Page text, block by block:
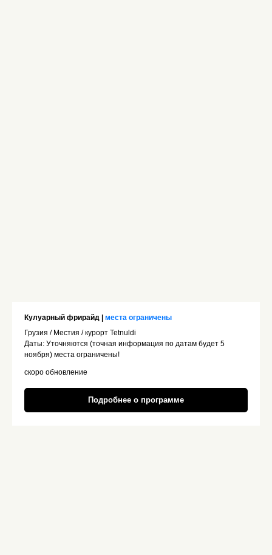
Кулуарный фрирайд | места ограничены
Грузия / Местия / курорт Tetnuldi
Даты: Уточняются (точная информация по датам будет 5
ноября) места ограничены!
скоро обновление
Подробнее о программе